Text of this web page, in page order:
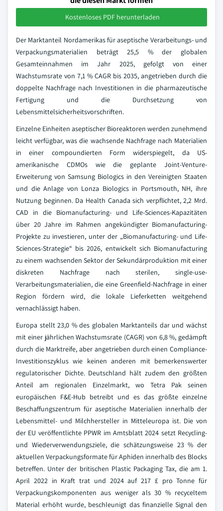
Kostenloses PDF herunterladen
Der Marktanteil Nordamerikas für aseptische Verarbeitungs- und
Verpackungsmaterialien beträgt 25,5 % der globalen
Gesamteinnahmen im Jahr 2025, gefolgt von einer
Wachstumsrate von 7,1 % CAGR bis 2035, angetrieben durch die
doppelte Nachfrage nach Investitionen in die pharmazeutische
Fertigung und die Durchsetzung von
Lebensmittelsicherheitsvorschriften.
Einzelne Einheiten aseptischer Bioreaktoren werden zunehmend
leicht verfügbar, was die wachsende Nachfrage nach Materialien
in einer compoundierten Form widerspiegelt, da US-
amerikanische CDMOs wie die geplante Joint-Venture-
Erweiterung von Samsung Biologics in den Vereinigten Staaten
und die Anlage von Lonza Biologics in Portsmouth, NH, ihre
Nutzung beginnen. Da Health Canada sich verpflichtet, 2,2 Mrd.
CAD in die Biomanufacturing- und Life-Sciences-Kapazitäten
über 20 Jahre im Rahmen angekündigter Biomanufacturing-
Projekte zu investieren, unter der „Biomanufacturing- und Life-
Sciences-Strategie“ bis 2026, entwickelt sich Biomanufacturing
zu einem wachsenden Sektor der Sekundärproduktion mit einer
diskreten Nachfrage nach sterilen, single-use-
Verarbeitungsmaterialien, die eine Greenfield-Nachfrage in einer
Region fördern wird, die lokale Lieferketten weitgehend
vernachlässigt haben.
Europa stellt 23,0 % des globalen Marktanteils dar und wächst
mit einer jährlichen Wachstumsrate (CAGR) von 6,8 %, gedämpft
durch die Marktreife, aber angetrieben durch einen Compliance-
Investitionszyklus wie keinen anderen mit bemerkenswerter
regulatorischer Dichte. Deutschland hält zudem den größten
Anteil am regionalen Einzelmarkt, wo Tetra Pak seinen
europäischen F&E-Hub betreibt und es das größte einzelne
Beschaffungszentrum für aseptische Materialien innerhalb der
Lebensmittel- und Milchhersteller in Mitteleuropa ist. Die von
der EU veröffentlichte PPWR im Amtsblatt 2024 setzt Recycling-
und Wiederverwendungsziele, die schätzungsweise 23 % der
aktuellen Verpackungsformate für Aphiden innerhalb des Blocks
betreffen. Unter der britischen Plastic Packaging Tax, die am 1.
April 2022 in Kraft trat und 2024 auf 217 £ pro Tonne für
Verpackungskomponenten aus weniger als 30 % recyceltem
Material erhöht wurde, beschleunigt das finanzielle Signal den